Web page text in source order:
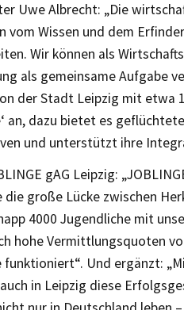
Uwe Albrecht: „Die
vom Wissen und dem
Wir können als
als gemeinsame Aufgabe
der Stadt Leipzig mit etwa
an, dazu bietet es
und unterstützt ihre
gAG Leipzig:
große Lücke zwischen
4000 Jugendliche mit
hohe Vermittlungsquoten
Und ergänzt:
in Leipzig diese